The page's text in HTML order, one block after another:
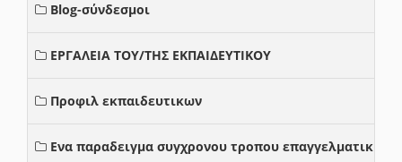
Blog-σύνδεσμοι
ΕΡΓΑΛΕΙΑ ΤΟΥ/ΤΗΣ ΕΚΠΑΙΔΕΥΤΙΚΟΥ
Προφιλ εκπαιδευτικων
Ενα παραδειγμα συγχρονου τροπου επαγγελματικης